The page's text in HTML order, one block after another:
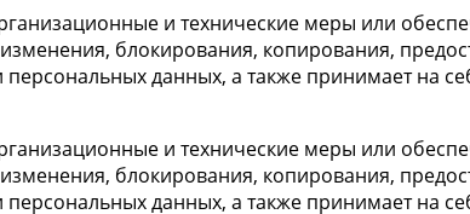
и технические меры или
блокирования, копирования,
данных, а также принимает на
и технические меры или
блокирования, копирования,
данных, а также принимает на